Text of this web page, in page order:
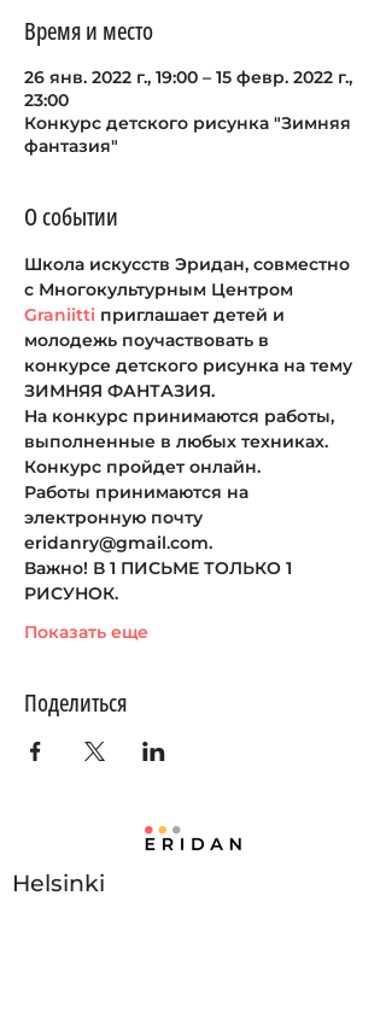
Время и место
26 янв. 2022 г., 19:00 – 15 февр. 2022 г.,
23:00
Конкурс детского рисунка "Зимняя
фантазия"
О событии
Школа искусств Эридан, совместно
с Многокультурным Центром
Graniitti приглашает детей и
молодежь поучаствовать в
конкурсе детского рисунка на тему
ЗИМНЯЯ ФАНТАЗИЯ.
На конкурс принимаются работы,
выполненные в любых техниках.
Конкурс пройдет онлайн.
Работы принимаются на
электронную почту
eridanry@gmail.com.
Важно! В 1 ПИСЬМЕ ТОЛЬКО 1
РИСУНОК.
Показать еще
Поделиться
Helsinki